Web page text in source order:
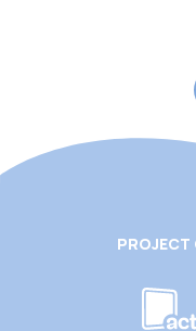
PROJECT